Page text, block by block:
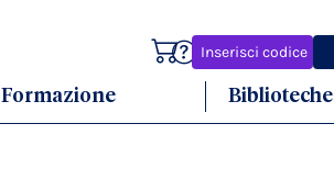
Inserisci codice
Carrello
Formazione Biblioteche